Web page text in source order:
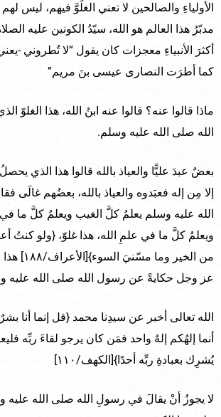
الأولياءِ والصالحين لا تعني الغلُوَّ فيهم، ليس
مدبّرُ هذا العالم هو الله، سيّدُ الكونين عليه
أكثرَ الأنبياءِ معجزات كان يقول “لا تُطروني -
كما أطرَت النصارى عيسى بنَ مريم”
ماذا قالوا عنه؟ قالوا عنه ابنُ الله، هذا الغلوّ
الله صلى الله عليه وسلم.
بعضٌ عبدَ عليًّا والعياذ بالله قالوا هذا الذي
إلا مِن إله فعبَدوه والعياذ بالله، بعضُهم غالَى
الله عليه وسلم يعلمُ كلَّ الغيب ويعلمُ كلَّ ما
ويعلمُ كلَّ ما في علمِ الله، هذا غلوّ، {ولو كنتُ
من الخير
عز وجل حكايةً عن رسول الله صلى الله عليه
الله تعالى أخبر عن سيدِنا محمد {قل إنما أنا
أنما إلهُكم إلهٌ واحد فمَن كان يرجو لقاءَ ربِّه
يُشرِك بعبادةِ ربِّه أحدًا}[الكهف/١١٠]
لا يجوزُ أنْ يقالَ في رسولِ الله صلى الله عليه